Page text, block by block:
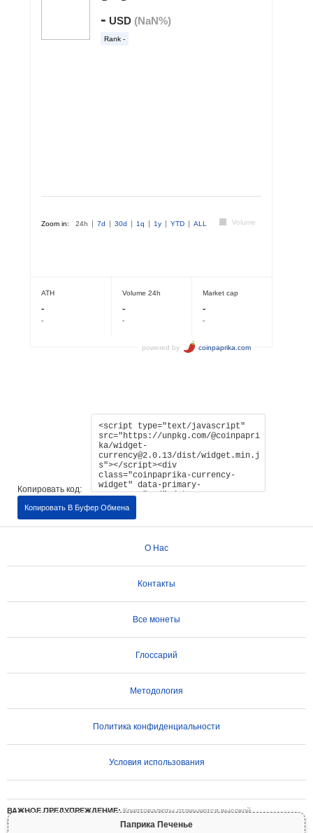
Паприка Печенье
Копировать код:
Копировать В Буфер Обмена
О Нас
Контакты
Все монеты
Глоссарий
Методология
Политика конфиденциальности
Условия использования
ВАЖНОЕ ПРЕДУПРЕЖДЕНИЕ:Криптовалюты отличаются высокой
волатильностью и сопряжены со значительными рисками. Вы можете потерять